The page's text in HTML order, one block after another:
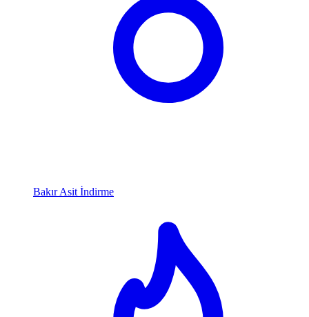
Bakır Asit İndirme